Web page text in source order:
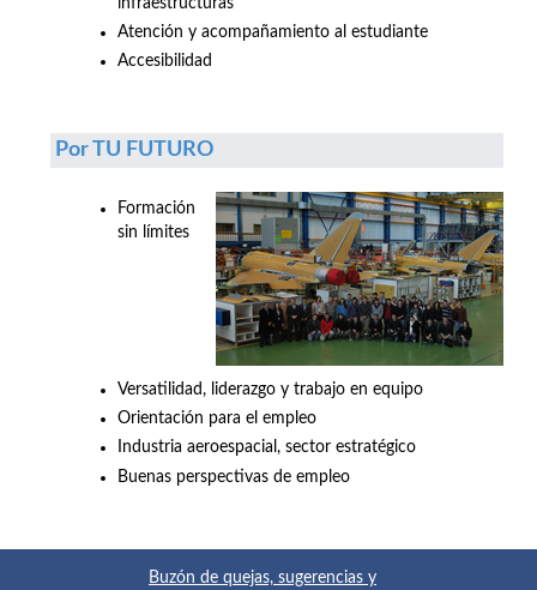
Atención y acompañamiento al estudiante
Accesibilidad
Por TU FUTURO
Formación
sin límites
Versatilidad, liderazgo y trabajo en equipo
Orientación para el empleo
Industria aeroespacial, sector estratégico
Buenas perspectivas de empleo
Buzón de quejas, sugerencias y